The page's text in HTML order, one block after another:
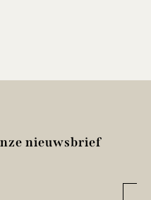
nieuwsbrief